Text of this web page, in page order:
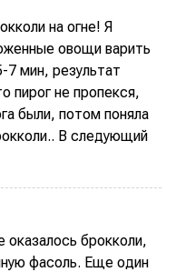
на огне! Я
овощи варить
7 мин, результат
пирог не пропекся,
были, потом поняла
В следующий
оказалось брокколи,
фасоль. Еще один